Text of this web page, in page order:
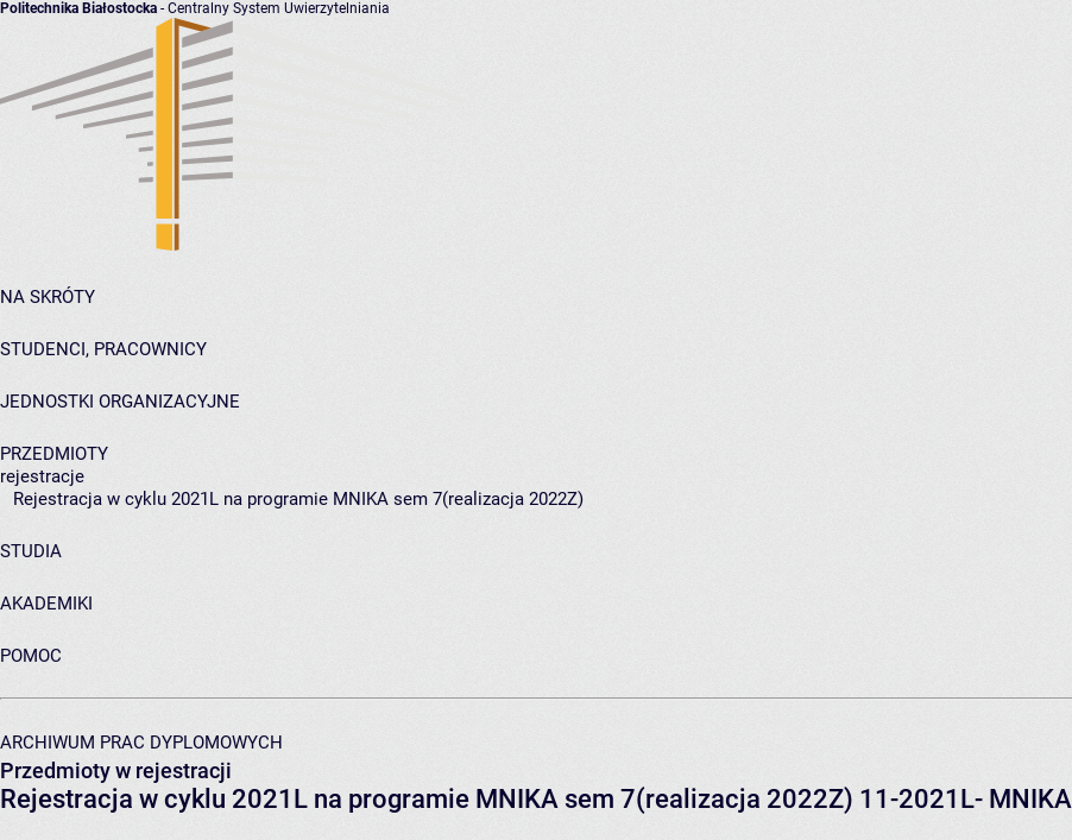
Politechnika Białostocka - Centralny System Uwierzytelniania
NA SKRÓTY
STUDENCI, PRACOWNICY
JEDNOSTKI ORGANIZACYJNE
PRZEDMIOTY
rejestracje
Rejestracja w cyklu 2021L na programie MNIKA sem 7(realizacja 2022Z)
STUDIA
AKADEMIKI
POMOC
ARCHIWUM PRAC DYPLOMOWYCH
Przedmioty w rejestracji
Rejestracja w cyklu 2021L na programie MNIKA sem 7(realizacja 2022Z) 11-2021L- MNIKA